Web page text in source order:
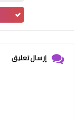
إرسال تعليق